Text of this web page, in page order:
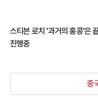
스티븐 로치 '과거의 홍콩'은
진행중
중